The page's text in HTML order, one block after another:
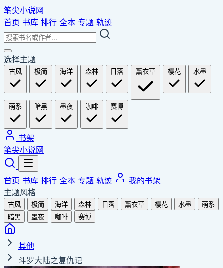
笔尖小说网
首页 书库 排行 全本 专题 轨迹
选择主题
古风 极简 海洋 森林 日落 薰衣草 樱花 水墨
萌系 暗黑 墨夜 咖啡 赛博
书架
笔尖小说网
首页 书库 排行 全本 专题 轨迹
我的书架
主题风格
古风 极简 海洋 森林 日落 薰衣草 樱花 水墨
萌系
暗黑
墨夜 咖啡 赛博
其他
斗罗大陆之复仇记